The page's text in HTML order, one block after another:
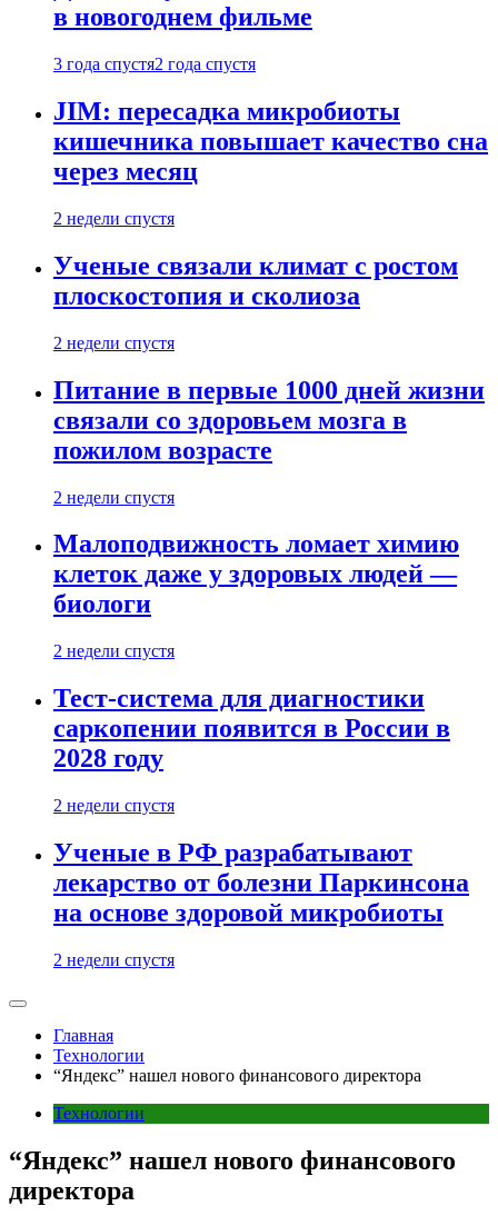
в новогоднем фильме
3 года спустя2 года спустя
JIM: пересадка микробиоты
кишечника повышает качество сна
через месяц
2 недели спустя
Ученые связали климат с ростом
плоскостопия и сколиоза
2 недели спустя
Питание в первые 1000 дней жизни
связали со здоровьем мозга в
пожилом возрасте
2 недели спустя
Малоподвижность ломает химию
клеток даже у здоровых людей —
биологи
2 недели спустя
Тест-система для диагностики
саркопении появится в России в
2028 году
2 недели спустя
Ученые в РФ разрабатывают
лекарство от болезни Паркинсона
на основе здоровой микробиоты
2 недели спустя
Главная
Технологии
“Яндекс” нашел нового финансового директора
Технологии
“Яндекс” нашел нового финансового
директора